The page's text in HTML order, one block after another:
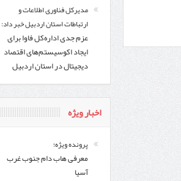
مدیرکل فناوری اطلاعات و
ارتباطات استان اردبیل خبر داد:
عزم جدی اداره‌کل فاوا برای
ایجاد اکوسیستم‌های اقتصاد
دیجیتال در استان اردبیل
اخبار ویژه
پرونده ویژه؛
معرفی هاب دام جنوب غرب
آسیا